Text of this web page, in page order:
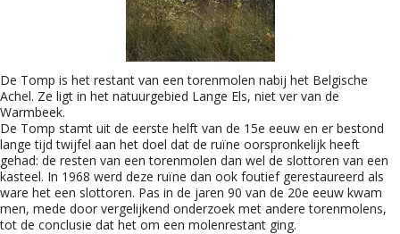
De Tomp is het restant van een torenmolen nabij het Belgische
Achel. Ze ligt in het natuurgebied Lange Els, niet ver van de
Warmbeek.
De Tomp stamt uit de eerste helft van de 15e eeuw en er bestond
lange tijd twijfel aan het doel dat de ruïne oorspronkelijk heeft
gehad: de resten van een torenmolen dan wel de slottoren van een
kasteel. In 1968 werd deze ruïne dan ook foutief gerestaureerd als
ware het een slottoren. Pas in de jaren 90 van de 20e eeuw kwam
men, mede door vergelijkend onderzoek met andere torenmolens,
tot de conclusie dat het om een molenrestant ging.